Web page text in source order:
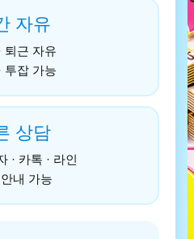
자유
퇴근 자유
투잡 가능
상담
· 카톡 · 라인
내 가능